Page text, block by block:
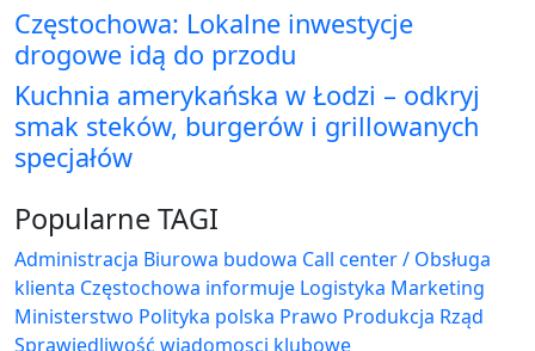
Częstochowa: Lokalne inwestycje
drogowe idą do przodu
Kuchnia amerykańska w Łodzi – odkryj
smak steków, burgerów i grillowanych
specjałów
Popularne TAGI
Administracja Biurowa budowa Call center / Obsługa
klienta Częstochowa informuje Logistyka Marketing
Ministerstwo Polityka polska Prawo Produkcja Rząd
Sprawiedliwość wiadomosci klubowe